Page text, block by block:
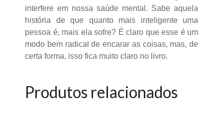
interfere em nossa saúde mental. Sabe aquela
história de que quanto mais inteligente uma
pessoa é, mais ela sofre? É claro que esse é um
modo bem radical de encarar as coisas, mas, de
certa forma, isso fica muito claro no livro.
Produtos relacionados